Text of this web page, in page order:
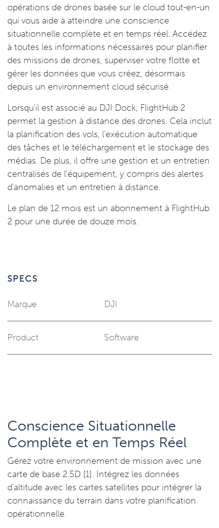
opérations de drones basée sur le cloud tout-en-un
qui vous aide à atteindre une conscience
situationnelle complète et en temps réel. Accédez
à toutes les informations nécessaires pour planifier
des missions de drones, superviser votre flotte et
gérer les données que vous créez, désormais
depuis un environnement cloud sécurisé.
Lorsqu'il est associé au DJI Dock, FlightHub 2
permet la gestion à distance des drones. Cela inclut
la planification des vols, l'exécution automatique
des tâches et le téléchargement et le stockage des
médias. De plus, il offre une gestion et un entretien
centralisés de l'équipement, y compris des alertes
d'anomalies et un entretien à distance.
Le plan de 12 mois est un abonnement à FlightHub
2 pour une durée de douze mois.
SPECS
Marque DJI
Product Software
Conscience Situationnelle
Complète et en Temps Réel
Gérez votre environnement de mission avec une
carte de base 2.5D [1]. Intégrez les données
d'altitude avec les cartes satellites pour intégrer la
connaissance du terrain dans votre planification
opérationnelle.